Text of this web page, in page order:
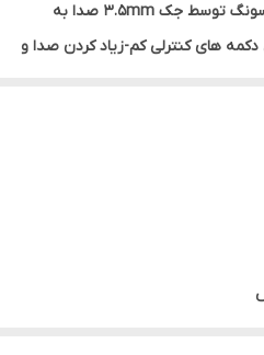
کاربر میدهد. هندزفری AKG سامسونگ توسط جک 3.5mm صدا به
های کنترلی کم-زیاد کردن صدا و
مدل از سرگوشی های این هندزفری
صورتی که سری گوشی بزرگ یا
که به خوبی صدای شما را رد می
هندزفری وجود دارد.